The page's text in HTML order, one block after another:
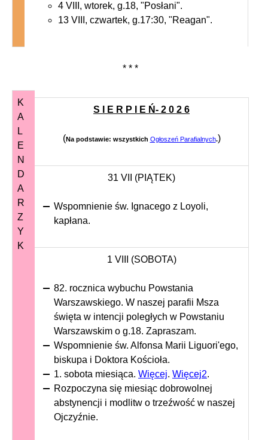
4 VIII, wtorek, g.18, "Posłani".
13 VIII, czwartek, g.17:30, "Reagan".
* * *
K
A
L
E
N
D
A
R
Z
Y
K
S I E R P I E Ń- 2 0 2 6
( Na podstawie: wszystkich Ogłoszeń Parafialnych.)
31 VII (PIĄTEK)
Wspomnienie św. Ignacego z Loyoli,
kapłana.
1 VIII (SOBOTA)
82. rocznica wybuchu Powstania
Warszawskiego. W naszej parafii Msza
święta w intencji poległych w Powstaniu
Warszawskim o g.18. Zapraszam.
Wspomnienie św. Alfonsa Marii Liguori'ego,
biskupa i Doktora Kościoła.
1. sobota miesiąca. Więcej. Więcej2.
Rozpoczyna się miesiąc dobrowolnej
abstynencji i modlitw o trzeźwość w naszej
Ojczyźnie.